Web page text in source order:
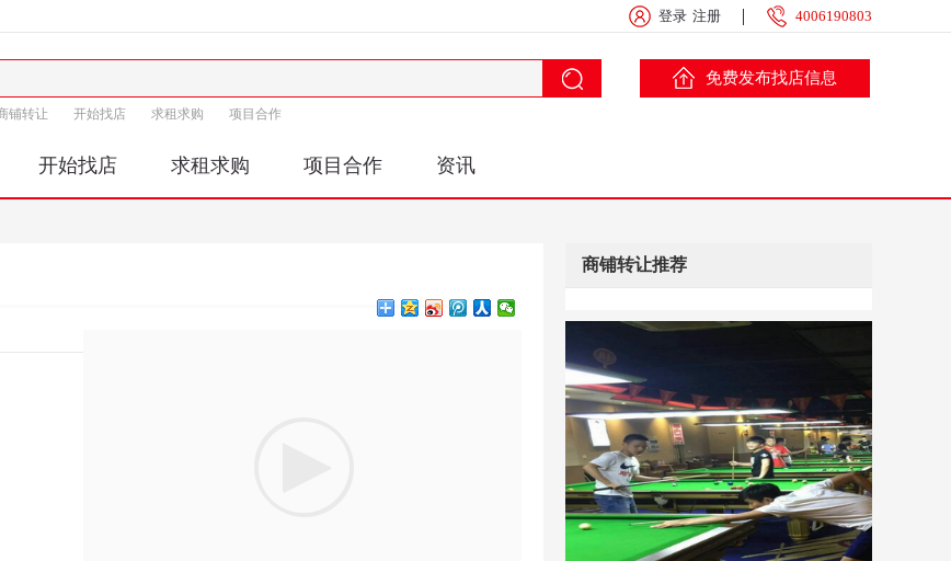
登录 注册 4006190803
铺转让 开始找店 求租求购 项目合作
免费发布找店信息
开始找店 求租求购 项目合作 资讯
商铺转让推荐